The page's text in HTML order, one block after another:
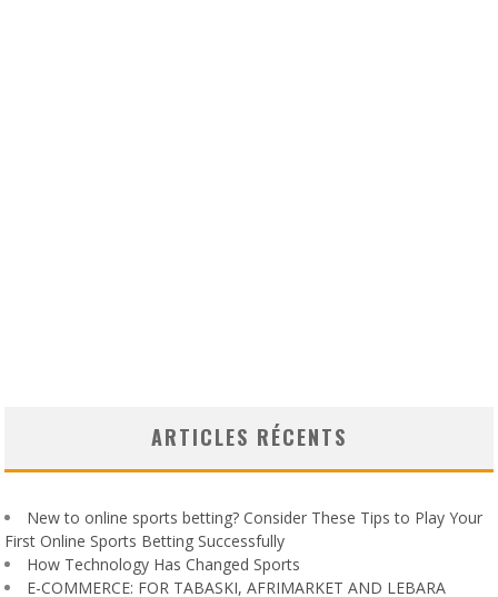
ARTICLES RÉCENTS
New to online sports betting? Consider These Tips to Play Your
First Online Sports Betting Successfully
How Technology Has Changed Sports
E-COMMERCE: FOR TABASKI, AFRIMARKET AND LEBARA